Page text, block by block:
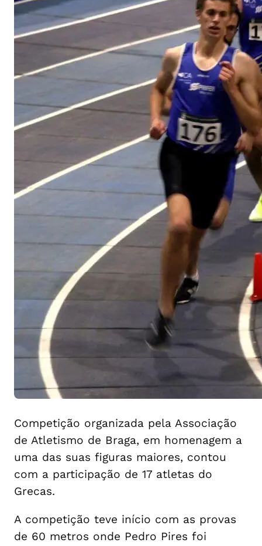
Competição organizada pela Associação
de Atletismo de Braga, em homenagem a
uma das suas figuras maiores, contou
com a participação de 17 atletas do
Grecas.
A competição teve início com as provas
de 60 metros onde Pedro Pires foi